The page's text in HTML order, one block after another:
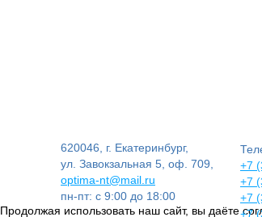
620046, г. Екатеринбург,
ул. Завокзальная 5, оф. 709,
optima-nt@mail.ru
пн-пт: с 9:00 до 18:00
+7
+7
+7
+7
Продолжая использовать наш сайт, вы даёте